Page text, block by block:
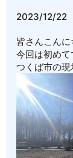
2023/12/22
皆さんこんに
今回は初め
つくば市の現